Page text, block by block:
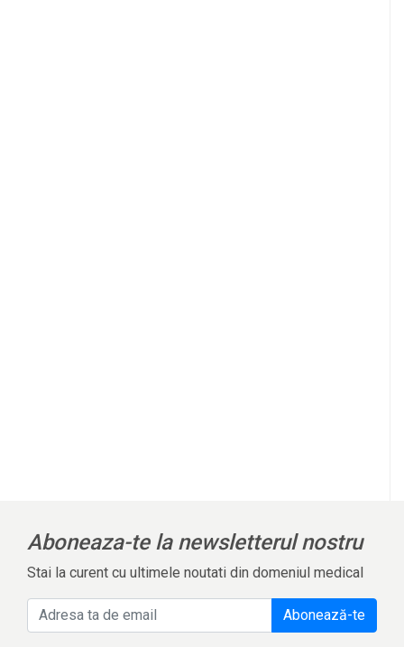
Aboneaza-te la newsletterul nostru
Stai la curent cu ultimele noutati din domeniul medical
Abonează-te